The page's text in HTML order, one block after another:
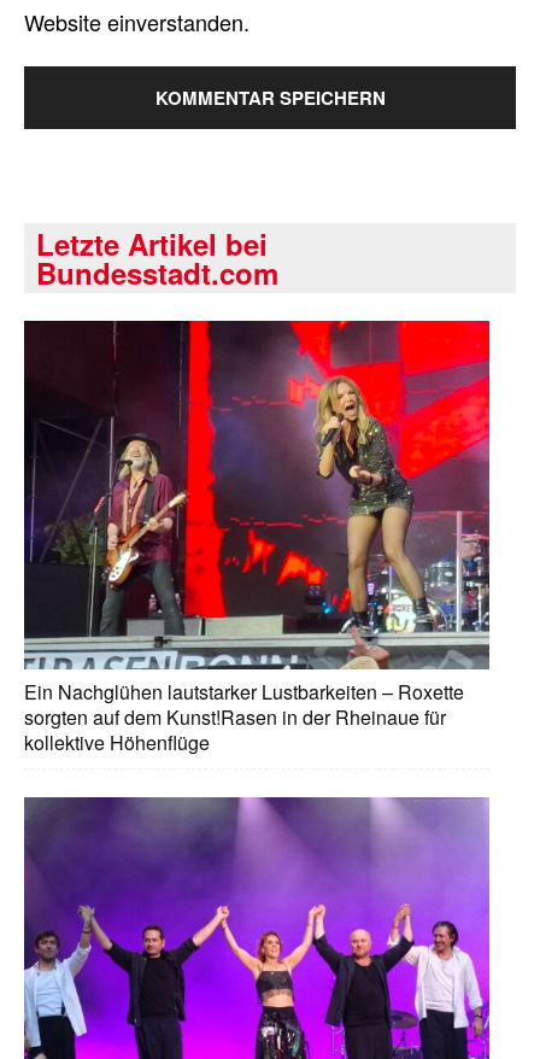
Website einverstanden.
Letzte Artikel bei
Bundesstadt.com
Ein Nachglühen lautstarker Lustbarkeiten – Roxette
sorgten auf dem Kunst!Rasen in der Rheinaue für
kollektive Höhenflüge